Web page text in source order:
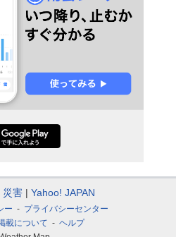
災害 Yahoo! JAPAN
ー
プライバシーセンター
載について
ヘルプ